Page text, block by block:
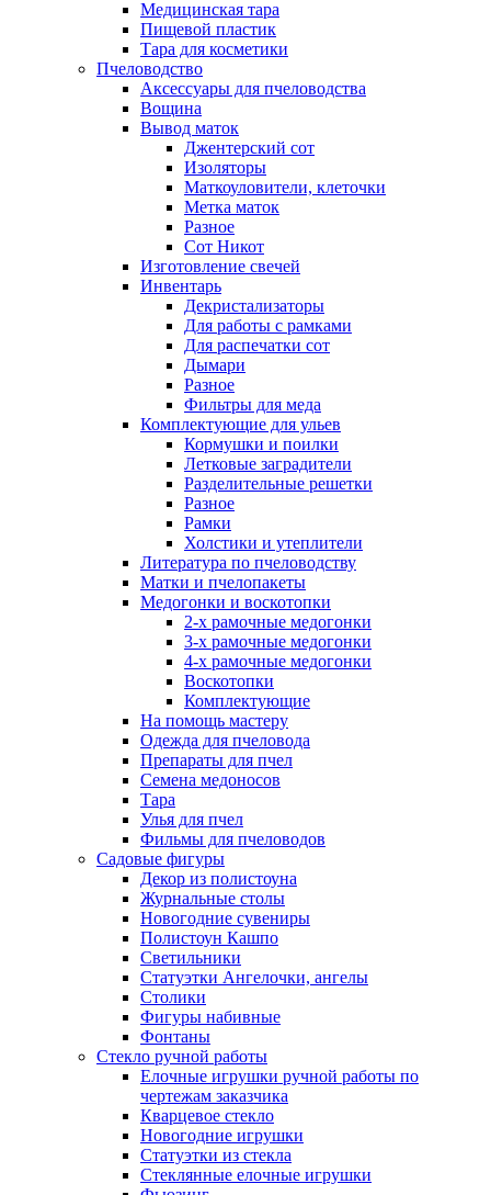
Медицинская тара
Пищевой пластик
Тара для косметики
Пчеловодство
Аксессуары для пчеловодства
Вощина
Вывод маток
Джентерский сот
Изоляторы
Маткоуловители, клеточки
Метка маток
Разное
Сот Никот
Изготовление свечей
Инвентарь
Декристализаторы
Для работы с рамками
Для распечатки сот
Дымари
Разное
Фильтры для меда
Комплектующие для ульев
Кормушки и поилки
Летковые заградители
Разделительные решетки
Разное
Рамки
Холстики и утеплители
Литература по пчеловодству
Матки и пчелопакеты
Медогонки и воскотопки
2-х рамочные медогонки
3-х рамочные медогонки
4-х рамочные медогонки
Воскотопки
Комплектующие
На помощь мастеру
Одежда для пчеловода
Препараты для пчел
Семена медоносов
Тара
Улья для пчел
Фильмы для пчеловодов
Садовые фигуры
Декор из полистоуна
Журнальные столы
Новогодние сувениры
Полистоун Кашпо
Светильники
Статуэтки Ангелочки, ангелы
Столики
Фигуры набивные
Фонтаны
Стекло ручной работы
Елочные игрушки ручной работы по
чертежам заказчика
Кварцевое стекло
Новогодние игрушки
Статуэтки из стекла
Стеклянные елочные игрушки